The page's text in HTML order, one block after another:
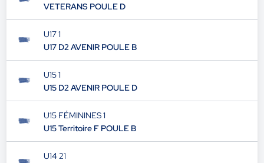
VETERANS POULE D
U17 1
U17 D2 AVENIR POULE B
U15 1
U15 D2 AVENIR POULE D
U15 FÉMININES 1
U15 Territoire F POULE B
U14 21